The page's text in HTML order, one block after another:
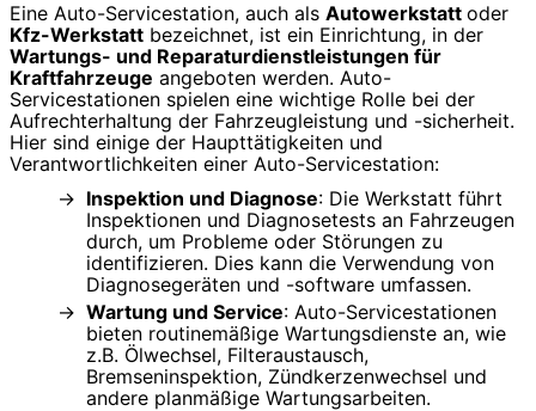
Eine Auto-Servicestation, auch als Autowerkstatt oder
Kfz-Werkstatt bezeichnet, ist ein Einrichtung, in der
Wartungs- und Reparaturdienstleistungen für
Kraftfahrzeuge angeboten werden. Auto-
Servicestationen spielen eine wichtige Rolle bei der
Aufrechterhaltung der Fahrzeugleistung und -sicherheit.
Hier sind einige der Haupttätigkeiten und
Verantwortlichkeiten einer Auto-Servicestation:
Inspektion und Diagnose: Die Werkstatt führt
Inspektionen und Diagnosetests an Fahrzeugen
durch, um Probleme oder Störungen zu
identifizieren. Dies kann die Verwendung von
Diagnosegeräten und -software umfassen.
Wartung und Service: Auto-Servicestationen
bieten routinemäßige Wartungsdienste an, wie
z.B. Ölwechsel, Filteraustausch,
Bremseninspektion, Zündkerzenwechsel und
andere planmäßige Wartungsarbeiten.